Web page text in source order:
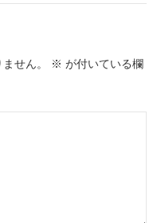
せん。 ※ が付いている欄